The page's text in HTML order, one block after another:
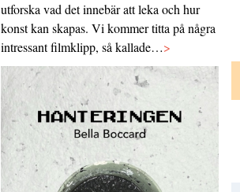
utforska vad det innebär att leka och hur
konst kan skapas. Vi kommer titta på några
intressant filmklipp, så kallade…>